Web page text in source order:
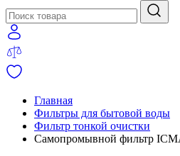
Главная
Фильтры для бытовой воды
Фильтр тонкой очистки
Самопромывной фильтр